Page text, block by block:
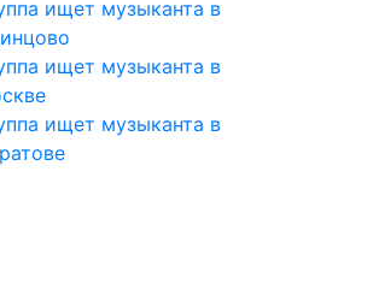
ищет музыканта в
ищет музыканта в
ищет музыканта в